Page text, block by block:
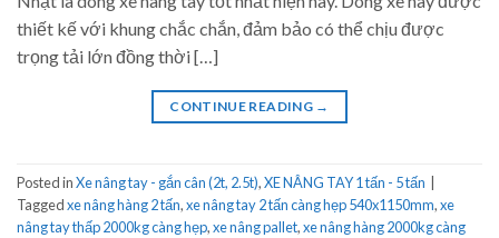
thiết kế với khung chắc chắn, đảm bảo có thể chịu được
trọng tải lớn đồng thời […]
CONTINUE READING →
Posted inXe nâng tay - gắn cân (2t, 2.5t),XE NÂNG TAY 1 tấn - 5 tấn
Taggedxe nâng hàng 2 tấn,xe nâng tay 2 tấn càng hẹp 540x1150mm,xe
nâng tay thấp 2000kg càng hẹp,xe nâng pallet,xe nâng hàng 2000kg càng